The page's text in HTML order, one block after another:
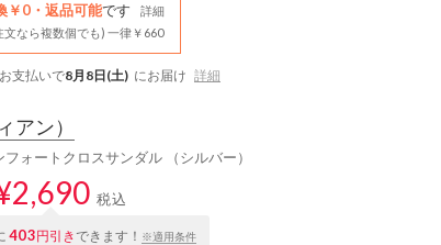
￥0・返品可能です
詳細
なら複数個でも) 一律￥660
支払いで8月8日(土) にお届け 詳細
アン）
ォートクロスサンダル （シルバー）
税込
403円引きできます！ ※適用条件